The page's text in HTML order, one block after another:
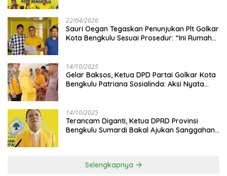
22/04/2026
Sauri Oegan Tegaskan Penunjukan Plt Golkar
Kota Bengkulu Sesuai Prosedur: “Ini Rumah
14/10/2025
‎Gelar Baksos, Ketua DPD Partai Golkar Kota
Bengkulu Patriana Sosialinda: Aksi Nyata
14/10/2025
Terancam Diganti, Ketua DPRD Provinsi
Bengkulu Sumardi Bakal Ajukan Sanggahan
Selengkapnya